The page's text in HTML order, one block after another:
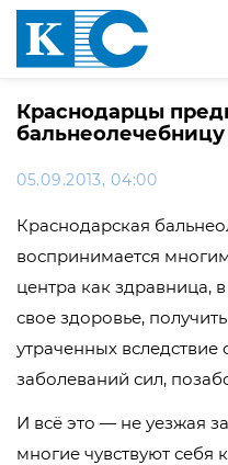
Краснодарцы
бальнеолечебницу
05.09.2013, 04:00
Краснодарская
воспринимается
центра как здравница,
свое здоровье,
утраченных
заболеваний сил,
И всё это — не уезжая
многие чувствуют себя